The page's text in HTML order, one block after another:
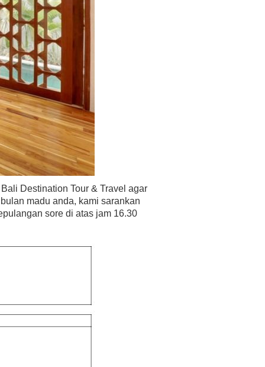
Destination Tour & Travel agar
madu anda, kami sarankan
sore di atas jam 16.30